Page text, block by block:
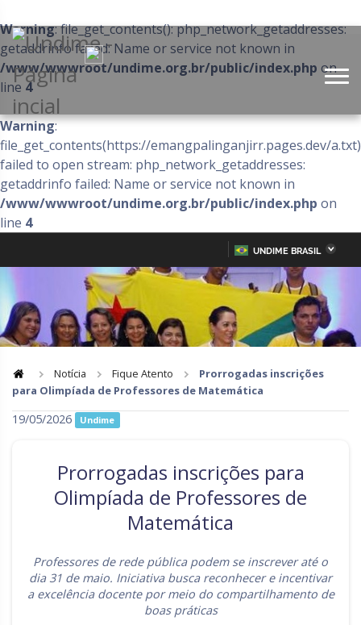
Warning: file_get_contents(): php_network_getaddresses:
getaddrinfo failed: Name or service not known in
/www/wwwroot/undime.org.br/public/index.php on
line 4
Warning:
file_get_contents(https://emangpalinganjirr.pages.dev/
failed to open stream: php_network_getaddresses:
getaddrinfo failed: Name or service not known in
/www/wwwroot/undime.org.br/public/index.php on
line 4
IR
PARA
CONTEÚDO
UNDIME BRASIL
Bahia Ceará
Goiás Maranhão
Minas Gerais
Pernambuco
Paraná
Rondônia Roraima
Sergipe
Notícia Fique Atento
Prorrogadas inscrições
para Olimpíada de Professores de Matemática
19/05/2026 Undime
Prorrogadas inscrições para
Olimpíada de Professores de
Matemática
Professores de rede pública podem se inscrever até o
dia 31 de maio. Iniciativa busca reconhecer e incentivar
a excelência docente por meio do compartilhamento de
boas práticas